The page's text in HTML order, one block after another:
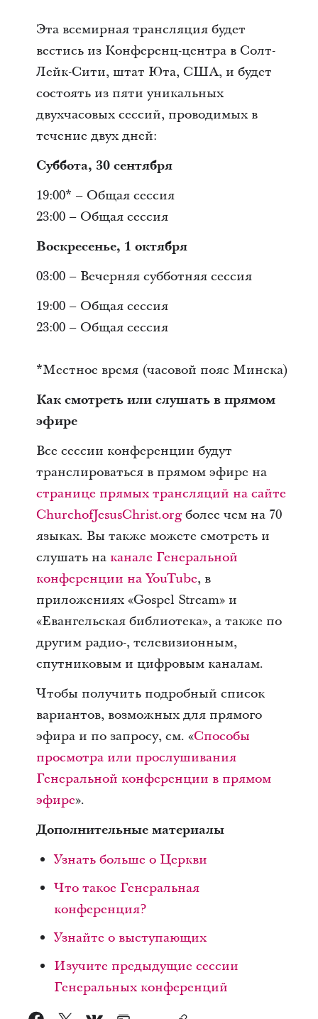
Эта всемирная трансляция будет
вестись из Конференц-центра в Солт-
Лейк-Сити, штат Юта, США, и будет
состоять из пяти уникальных
двухчасовых сессий, проводимых в
течение двух дней:
Суббота, 30 сентября
19:00* – Общая сессия
23:00 – Общая сессия
Воскресенье, 1 октября
03:00 – Вечерняя субботняя сессия
19:00 – Общая сессия
23:00 – Общая сессия
*Местное время (часовой пояс Минска)
Как смотреть или слушать в прямом
эфире
Все сессии конференции будут
транслироваться в прямом эфире на
странице прямых трансляций на сайте
ChurchofJesusChrist.orgболее чем на 70
языках. Вы также можете смотреть и
слушать на канале Генеральной
конференции на YouTube, в
приложениях «Gospel Stream» и
«Евангельская библиотека», а также по
другим радио-, телевизионным,
спутниковым и цифровым каналам.
Чтобы получить подробный список
вариантов, возможных для прямого
эфира и по запросу, см. «Способы
просмотра или прослушивания
Генеральной конференции в прямом
эфире».
Дополнительные материалы
Узнать больше о Церкви
Что такое Генеральная
конференция?
Узнайте о выступающих
Изучите предыдущие сессии
Генеральных конференций